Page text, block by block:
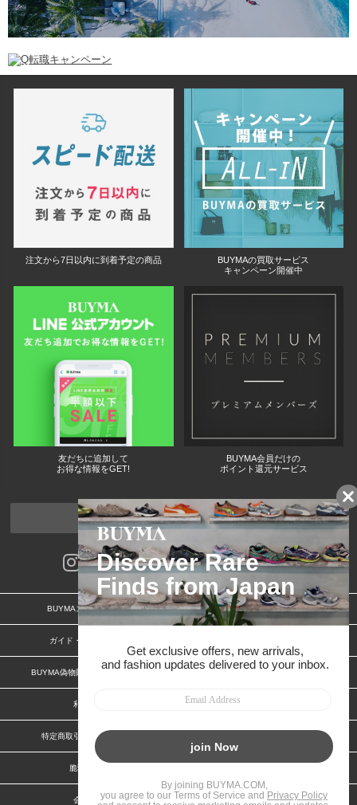
注文から7日以内に到着予定の商品
BUYMAの買取サービス
キャンペーン開催中
友だちに追加して
お得な情報をGET!
BUYMA会員だけの
ポイント還元サービス
ページトップへ
BUYMAスタートガイド 安心への取り組み
ガイド・お問い合わせ
BUYMA偽物販売防止の取り組み BUYMA CARD
利用規約
特定商取引法に関する表記
脆弱性報告
会社案内 スタッフ募集